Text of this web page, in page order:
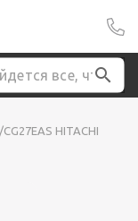
HITACHI